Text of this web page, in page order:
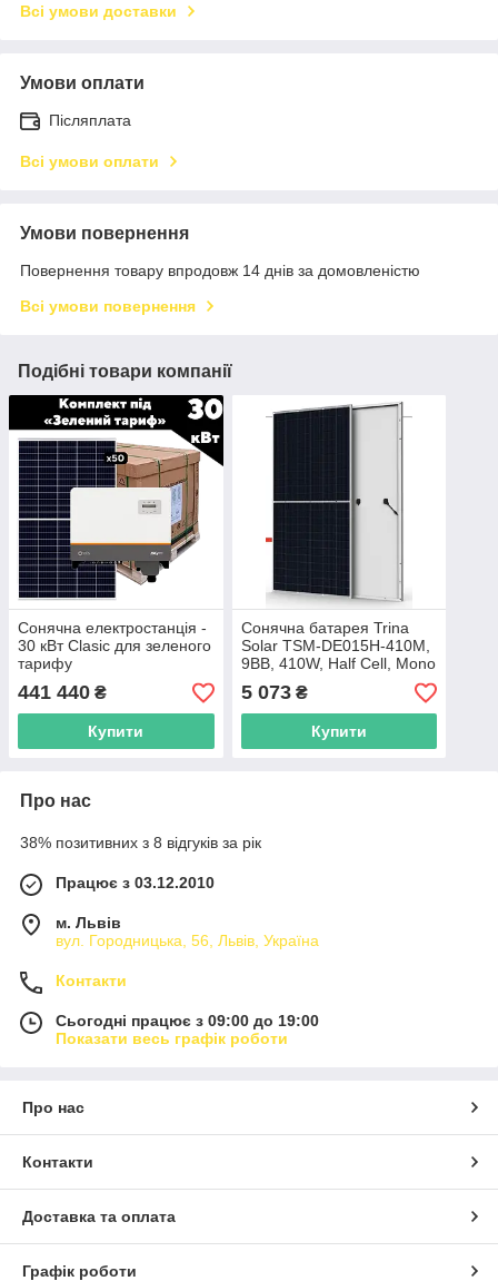
Всі умови доставки
Умови оплати
Післяплата
Всі умови оплати
Умови повернення
Повернення товару впродовж 14 днів за домовленістю
Всі умови повернення
Подібні товари компанії
Сонячна електростанція -
30 кВт Clasic для зеленого
тарифу
441 440 ₴
Купити
Сонячна батарея Trina
Solar TSM-DE015H-410M,
9ВB, 410W, Нalf Сell, Mono
5 073₴
Купити
Про нас
38% позитивних з 8 відгуків за рік
Працює з 03.12.2010
м. Львів
вул. Городницька, 56, Львів, Україна
Контакти
Сьогодні працює з 09:00 до 19:00
Показати весь графік роботи
Про нас
Контакти
Доставка та оплата
Графік роботи